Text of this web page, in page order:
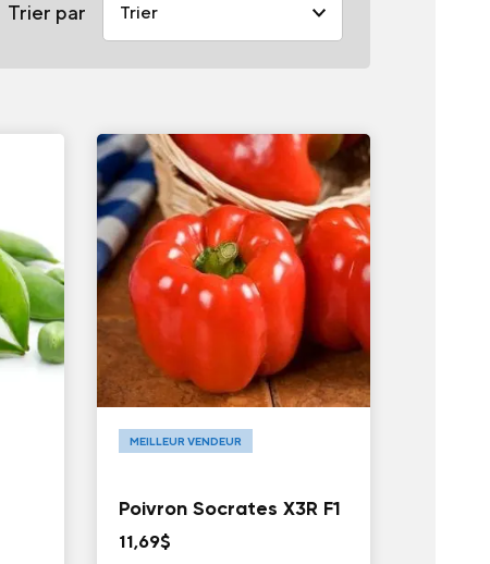
Trier par
MEILLEUR VENDEUR
Poivron Socrates X3R F1
11,69$